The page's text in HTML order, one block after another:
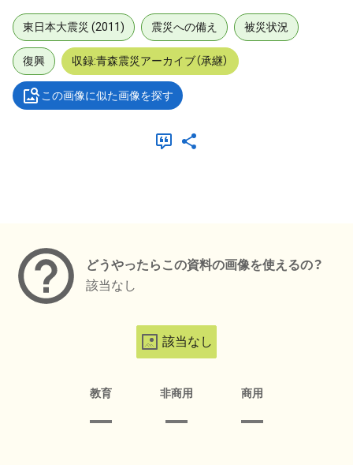
東日本大震災 (2011) 震災への備え 被災状況
復興 収録:青森震災アーカイブ（承継）
この画像に似た画像を探す
どうやったらこの資料の画像を使えるの？
該当なし
該当なし
教育 非商用 商用